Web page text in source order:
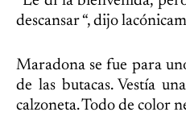
descansar “, dijo
Maradona se fue para
de las butacas. Vestía
calzoneta. Todo de color